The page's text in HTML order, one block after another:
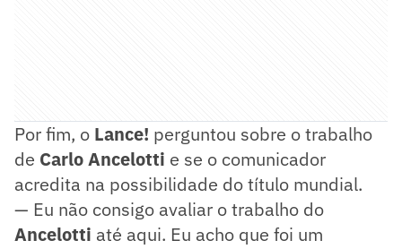
Por fim, o Lance! perguntou sobre o trabalho
de Carlo Ancelotti e se o comunicador
acredita na possibilidade do título mundial.
— Eu não consigo avaliar o trabalho do
Ancelotti até aqui. Eu acho que foi um